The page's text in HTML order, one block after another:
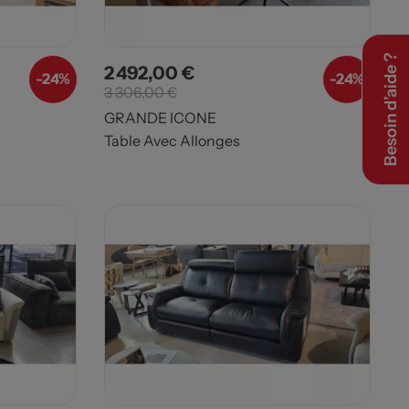
-24% -24%
Prix
2 492,00 €Prix de base
3 306,00 €
GRANDE ICONE
Table Avec Allonges
Besoin d’aide ?